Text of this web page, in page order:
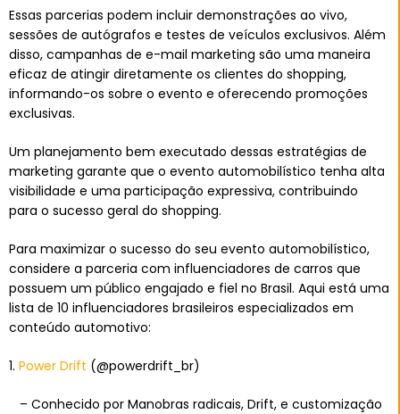
Essas parcerias podem incluir demonstrações ao vivo,
sessões de autógrafos e testes de veículos exclusivos. Além
disso, campanhas de e-mail marketing são uma maneira
eficaz de atingir diretamente os clientes do shopping,
informando-os sobre o evento e oferecendo promoções
exclusivas.
Um planejamento bem executado dessas estratégias de
marketing garante que o evento automobilístico tenha alta
visibilidade e uma participação expressiva, contribuindo
para o sucesso geral do shopping.
Para maximizar o sucesso do seu evento automobilístico,
considere a parceria com influenciadores de carros que
possuem um público engajado e fiel no Brasil. Aqui está uma
lista de 10 influenciadores brasileiros especializados em
conteúdo automotivo:
1. Power Drift (@powerdrift_br)
– Conhecido por Manobras radicais, Drift, e customização